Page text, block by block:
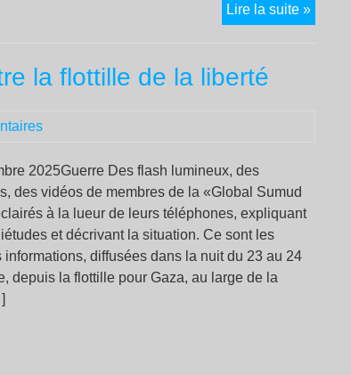
de
Lire la suite »SYRIE.
Les
la flottille de la liberté
2025Guerre Des flash lumineux, des
des vidéos de membres de la «Global Sumud
à la lueur de leurs téléphones, expliquant
et décrivant la situation. Ce sont les
informations, diffusées dans la nuit du 23 au 24
depuis la flottille pour Gaza, au large de la